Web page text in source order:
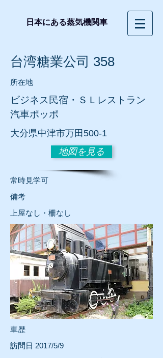
日本にある蒸気機関車
台湾糖業公司 358
所在地
ビジネス民宿・ＳＬレストラン
汽車ポッポ
大分県中津市万田500-1
地図を見る
常時見学可
​備考
上屋なし・柵なし
車歴
訪問日 2017/5/9